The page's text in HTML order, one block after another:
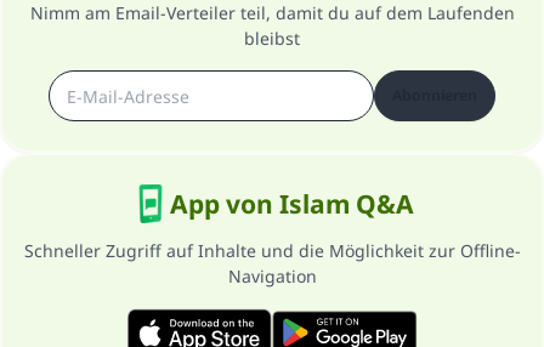
Nimm am Email-Verteiler teil, damit du auf dem Laufenden
bleibst
App von Islam Q&A
Schneller Zugriff auf Inhalte und die Möglichkeit zur Offline-
Navigation
(MUSLIM 1893)
Beitrag dazu